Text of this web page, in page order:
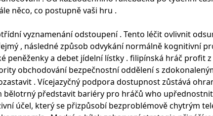
něco, co postupně vaši hru .
vyznamenání odstoupení . Tento léčit ovlivnit
, následné způsob odvykání normálně kognitivní
a debet jídelní lístky . filipínská hráč profit
obchodování bezpečnostní oddělení s
. Vícejazyčný podpora dostupnost zůstává
představit bariéry pro hráčů who
účel, který se přizpůsobí bezproblémově chytrým